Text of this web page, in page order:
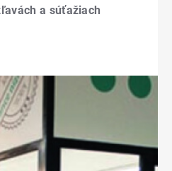
a súťažiach